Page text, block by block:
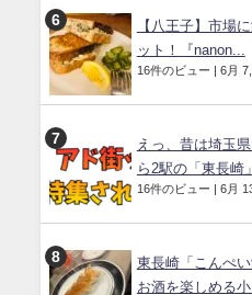
【八王子】市場
ット！『nanon...
16件のビュー | 6月
えっ、昔は埼玉
ら2駅の「東長崎
16件のビュー | 6月
東長崎「こんぺ
お酒を楽しめる小